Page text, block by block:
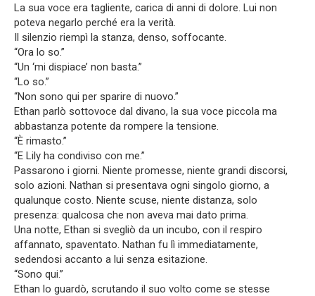
La sua voce era tagliente, carica di anni di dolore. Lui non
poteva negarlo perché era la verità.
Il silenzio riempì la stanza, denso, soffocante.
“Ora lo so.”
“Un ‘mi dispiace’ non basta.”
“Lo so.”
“Non sono qui per sparire di nuovo.”
Ethan parlò sottovoce dal divano, la sua voce piccola ma
abbastanza potente da rompere la tensione.
“È rimasto.”
“E Lily ha condiviso con me.”
Passarono i giorni. Niente promesse, niente grandi discorsi,
solo azioni. Nathan si presentava ogni singolo giorno, a
qualunque costo. Niente scuse, niente distanza, solo
presenza: qualcosa che non aveva mai dato prima.
Una notte, Ethan si svegliò da un incubo, con il respiro
affannato, spaventato. Nathan fu lì immediatamente,
sedendosi accanto a lui senza esitazione.
“Sono qui.”
Ethan lo guardò, scrutando il suo volto come se stesse